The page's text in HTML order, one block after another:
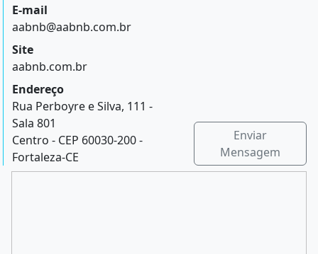
E-mail
aabnb@aabnb.com.br
Site
aabnb.com.br
Endereço
Rua Perboyre e Silva, 111 -
Sala 801
Centro - CEP 60030-200 -
Fortaleza-CE
Enviar
Mensagem